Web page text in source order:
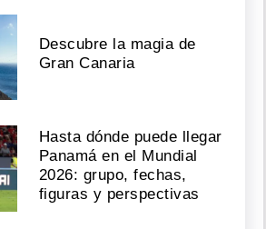
Descubre la magia de
Gran Canaria
Hasta dónde puede llegar
Panamá en el Mundial
2026: grupo, fechas,
figuras y perspectivas